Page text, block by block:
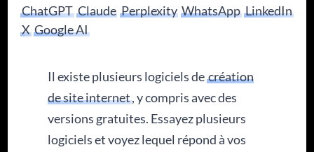
ChatGPT Claude Perplexity WhatsApp LinkedIn
X Google AI
Il existe plusieurs logiciels decréation
de site internet, y compris avec des
versions gratuites. Essayez plusieurs
logiciels et voyez lequel répond à vos